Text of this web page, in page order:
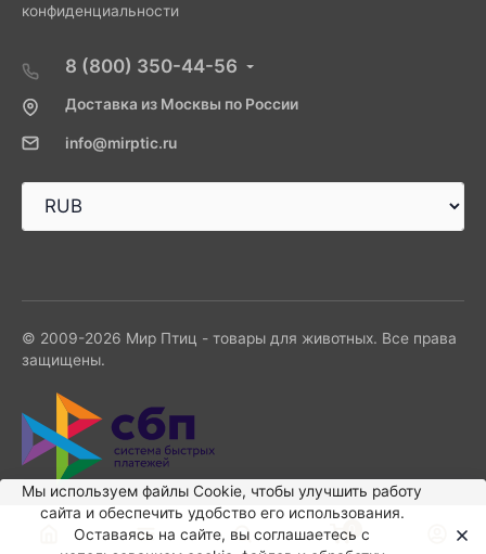
конфиденциальности
8 (800) 350-44-56
Доставка из Москвы по России
info@mirptic.ru
© 2009-2026 Мир Птиц - товары для животных. Все права
защищены.
Мы используем файлы Сookie, чтобы улучшить работу
сайта и обеспечить удобство его использования.
Оставаясь на сайте, вы соглашаетесь с
0